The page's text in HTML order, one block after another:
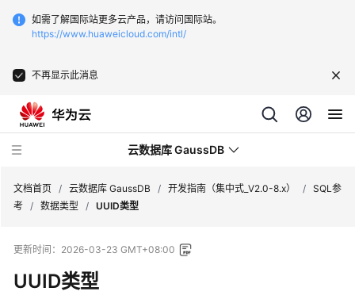
如需了解国际站更多云产品，请访问国际站。
https://www.huaweicloud.com/intl/
不再显示此消息
云数据库 GaussDB
新
动
态
文档首页 / 云数据库 GaussDB / 开发指南（集中式_V2.0-8.x） / SQL参
考 / 数据类型 / UUID类型
更新时间： 2026-03-23 GMT+08:00
UUID类型